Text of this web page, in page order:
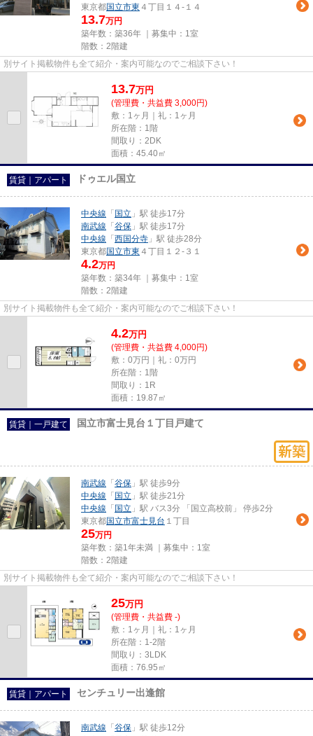
東京都国立市東 ４丁目１４-１４
13.7万円
築年数：築36年 ｜募集中： 1室
階数：2階建
別サイト掲載物件も全て紹介・案内可能なのでご相談下さい！
13.7万円
(管理費・共益費 3,000円)
敷：1ヶ月｜礼：1ヶ月
所在階：1階
間取り：2DK
面積：45.40㎡
賃貸｜アパート ドゥエル国立
中央線 「 国立 」駅 徒歩17分
南武線 「 谷保 」駅 徒歩17分
中央線 「 西国分寺 」駅 徒歩28分
東京都国立市東 ４丁目１２-３１
4.2万円
築年数：築34年 ｜募集中： 1室
階数：2階建
別サイト掲載物件も全て紹介・案内可能なのでご相談下さい！
4.2万円
(管理費・共益費 4,000円)
敷：0万円｜礼：0万円
所在階：1階
間取り：1R
面積：19.87㎡
賃貸｜一戸建て 国立市富士見台１丁目戸建て
南武線 「 谷保 」駅 徒歩9分
中央線 「 国立 」駅 徒歩21分
中央線 「 国立 」駅 バス3分 「国立高校前」 停歩2分
東京都国立市富士見台 １丁目
25万円
築年数：築1年未満 ｜募集中： 1室
階数：2階建
別サイト掲載物件も全て紹介・案内可能なのでご相談下さい！
25万円
(管理費・共益費 -)
敷：1ヶ月｜礼：1ヶ月
所在階：1-2階
間取り：3LDK
面積：76.95㎡
賃貸｜アパート センチュリー出逢館
南武線 「 谷保 」駅 徒歩12分